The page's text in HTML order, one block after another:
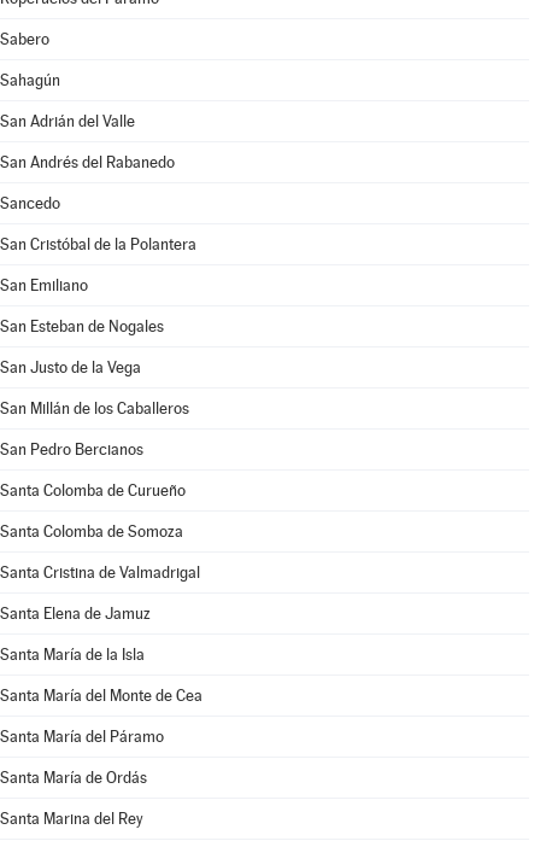
Sabero
Sahagún
San Adrián del Valle
San Andrés del Rabanedo
Sancedo
San Cristóbal de la Polantera
San Emiliano
San Esteban de Nogales
San Justo de la Vega
San Millán de los Caballeros
San Pedro Bercianos
Santa Colomba de Curueño
Santa Colomba de Somoza
Santa Cristina de Valmadrigal
Santa Elena de Jamuz
Santa María de la Isla
Santa María del Monte de Cea
Santa María del Páramo
Santa María de Ordás
Santa Marina del Rey